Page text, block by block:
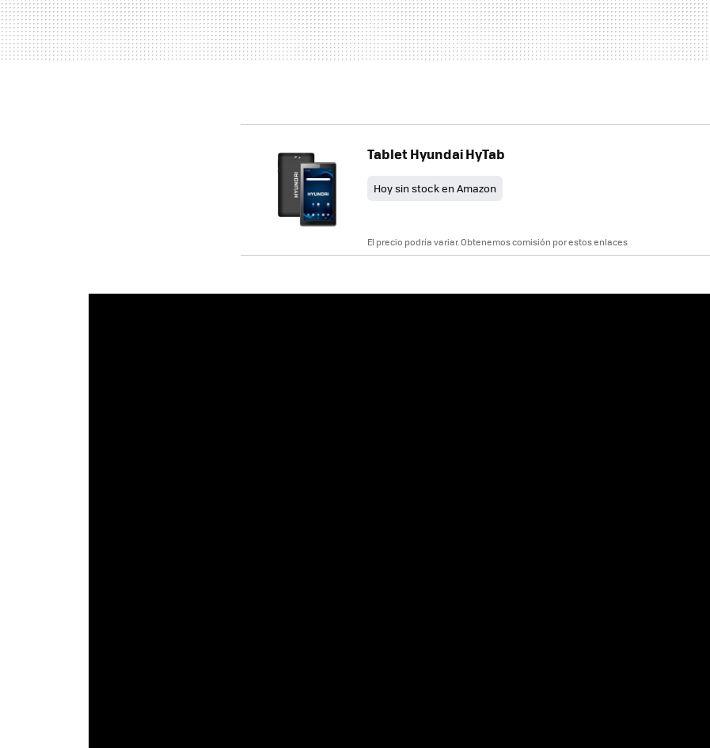
Tablet Hyundai HyTab
Hoy sin stock en Amazon
El precio podría variar. Obtenemos comisión por estos enlaces